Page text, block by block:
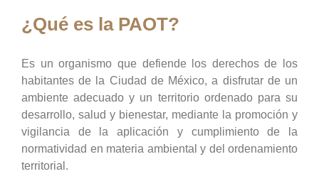
¿Qué es la PAOT?
Es un organismo que defiende los derechos de los
habitantes de la Ciudad de México, a disfrutar de un
ambiente adecuado y un territorio ordenado para su
desarrollo, salud y bienestar, mediante la promoción y
vigilancia de la aplicación y cumplimiento de la
normatividad en materia ambiental y del ordenamiento
territorial.